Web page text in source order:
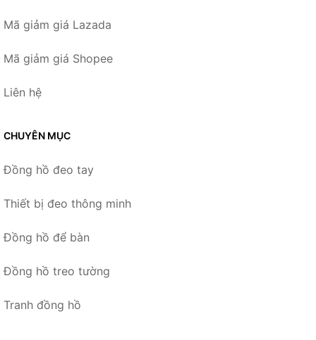
Mã giảm giá Lazada
Mã giảm giá Shopee
Liên hệ
CHUYÊN MỤC
Đồng hồ đeo tay
Thiết bị đeo thông minh
Đồng hồ để bàn
Đồng hồ treo tường
Tranh đồng hồ